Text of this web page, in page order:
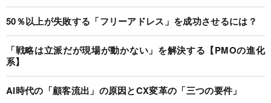
50％以上が失敗する「フリーアドレス」を成功させるには？
「戦略は立派だが現場が動かない」を解決する【PMOの進化
系】
AI時代の「顧客流出」の原因とCX変革の「三つの要件」